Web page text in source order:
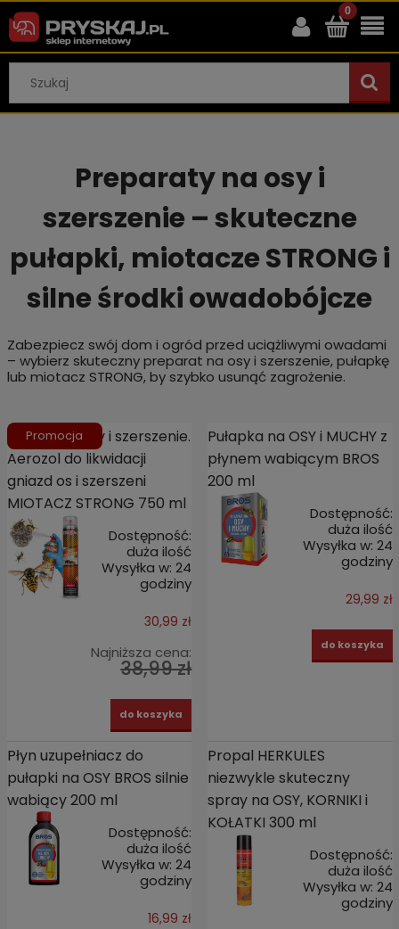
Preparaty na osy i
szerszenie – skuteczne
pułapki, miotacze STRONG i
silne środki owadobójcze
Zabezpiecz swój dom i ogród przed uciążliwymi owadami
– wybierz skuteczny preparat na osy i szerszenie, pułapkę
lub miotacz STRONG, by szybko usunąć zagrożenie.
Środek na osy i szerszenie.
Aerozol do likwidacji
gniazd os i szerszeni
MIOTACZ STRONG 750 ml
Dostępność:
duża ilość
Wysyłka w: 24
godziny
30,99 zł
Najniższa cena:
38,99 zł
do koszyka
Promocja
Pułapka na OSY i MUCHY z
płynem wabiącym BROS
200 ml
Dostępność:
duża ilość
Wysyłka w: 24
godziny
29,99 zł
do koszyka
Płyn uzupełniacz do
pułapki na OSY BROS silnie
wabiący 200 ml
Dostępność:
duża ilość
Wysyłka w: 24
godziny
16,99 zł
Propal HERKULES
niezwykle skuteczny
spray na OSY, KORNIKI i
KOŁATKI 300 ml
Dostępność:
duża ilość
Wysyłka w: 24
godziny